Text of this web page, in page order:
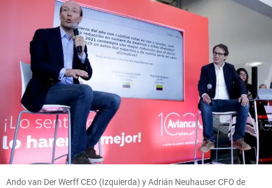
Ando van Der Werff CEO (Izquierda) y Adrián Neuhauser CFO de